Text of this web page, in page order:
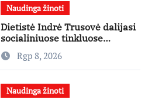
Naudinga žinoti
Dietistė Indrė Trusovė dalijasi
socialiniuose tinkluose
išpopuliarėjusiu lašišos salotų
receptuRgp 8, 2026
Naudinga žinoti